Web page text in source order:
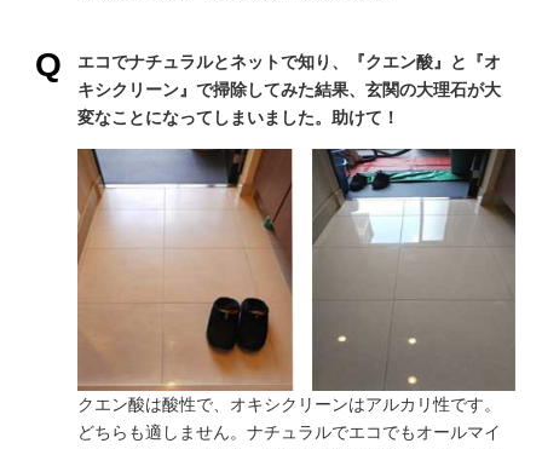
エコでナチュラルとネットで知り、『クエン酸』と『オ
キシクリーン』で掃除してみた結果、玄関の大理石が大
変なことになってしまいました。助けて！
クエン酸は酸性で、オキシクリーンはアルカリ性です。
どちらも適しません。ナチュラルでエコでもオールマイ